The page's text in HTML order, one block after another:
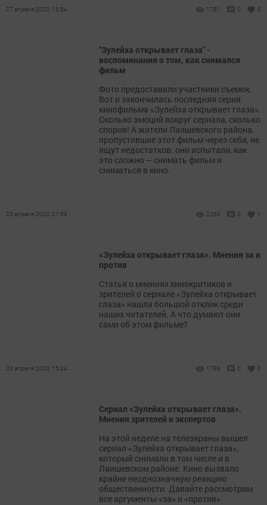
27 апреля 2020, 15:34 1781 0 0
"Зулейха открывает глаза" -
воспоминания о том, как снимался
фильм
Фото предоставили участники съемок.
Вот и закончилась последняя серия
кинофильма «Зулейха открывает глаза».
Сколько эмоций вокруг сериала, сколько
споров! А жители Лаишевского района,
пропустившие этот фильм через себя, не
ищут недостатков: они испытали, как
это сложно – снимать фильм и
сниматься в кино.
23 апреля 2020, 21:59 2260 0 1
«Зулейха открывает глаза». Мнения за и
против
Статья о мнениях кинокритиков и
зрителей о сериале «Зулейха открывает
глаза» нашла большой отклик среди
наших читателей. А что думают они
сами об этом фильме?
20 апреля 2020, 15:24 1789 0 0
Сериал «Зулейха открывает глаза».
Мнения зрителей и экспертов
На этой неделе на телеэкраны вышел
сериал «Зулейха открывает глаза»,
который снимали в том числе и в
Лаишевском районе. Кино вызвало
крайне неоднозначную реакцию
общественности. Давайте рассмотрим
все аргументы «за» и «против».